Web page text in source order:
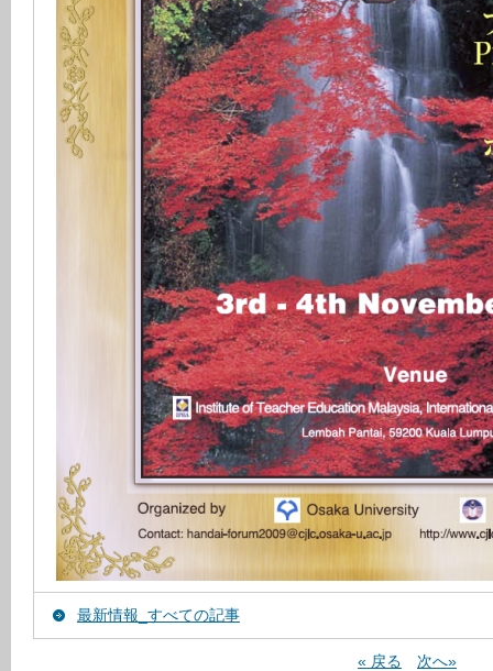
最新情報_すべての記事
« 戻る 次へ»